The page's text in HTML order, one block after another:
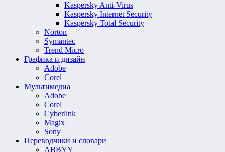
Kaspersky Anti-Virus
Kaspersky Internet Security
Kaspersky Total Security
Norton
Symantec
Trend Micro
Графика и дизайн
Adobe
Corel
Мультимедиа
Adobe
Corel
Cyberlink
Magix
Sony
Переводчики и словари
ABBYY